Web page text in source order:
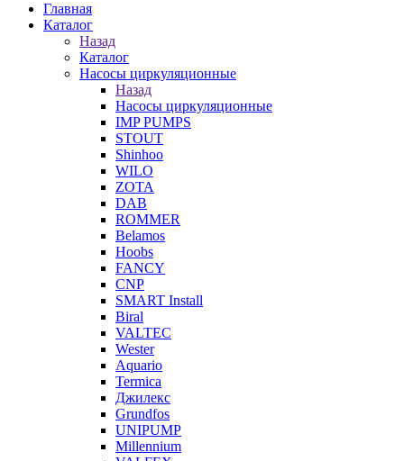
Главная
Каталог
Назад
Каталог
Насосы циркуляционные
Назад
Насосы циркуляционные
IMP PUMPS
STOUT
Shinhoo
WILO
ZOTA
DAB
ROMMER
Belamos
Hoobs
FANCY
CNP
SMART Install
Biral
VALTEC
Wester
Aquario
Termica
Джилекс
Grundfos
UNIPUMP
Millennium